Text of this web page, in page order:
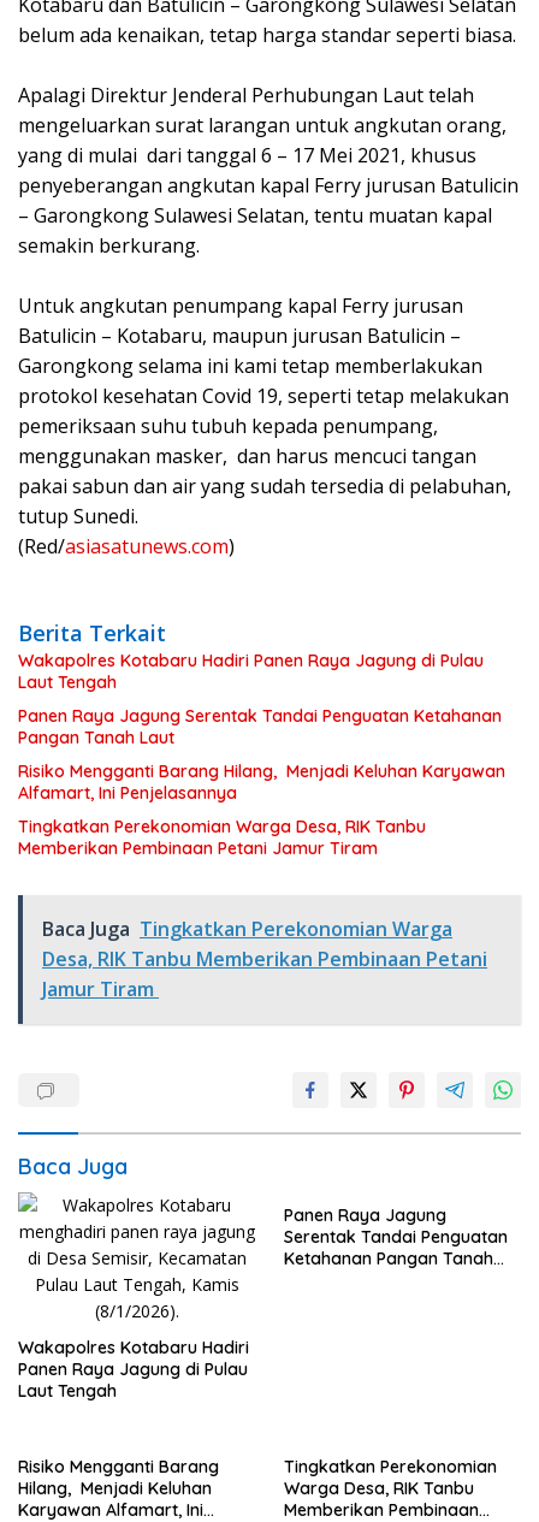
belum ada kenaikan, tetap harga standar seperti biasa.
Apalagi Direktur Jenderal Perhubungan Laut telah
mengeluarkan surat larangan untuk angkutan orang,
yang di mulai dari tanggal 6 – 17 Mei 2021, khusus
penyeberangan angkutan kapal Ferry jurusan Batulicin
– Garongkong Sulawesi Selatan, tentu muatan kapal
semakin berkurang.
Untuk angkutan penumpang kapal Ferry jurusan
Batulicin – Kotabaru, maupun jurusan Batulicin –
Garongkong selama ini kami tetap memberlakukan
protokol kesehatan Covid 19, seperti tetap melakukan
pemeriksaan suhu tubuh kepada penumpang,
menggunakan masker, dan harus mencuci tangan
pakai sabun dan air yang sudah tersedia di pelabuhan,
tutup Sunedi.
(Red/asiasatunews.com)
Berita Terkait
Wakapolres Kotabaru Hadiri Panen Raya Jagung di Pulau
Laut Tengah
Panen Raya Jagung Serentak Tandai Penguatan Ketahanan
Pangan Tanah Laut
Risiko Mengganti Barang Hilang, Menjadi Keluhan Karyawan
Alfamart, Ini Penjelasannya
Tingkatkan Perekonomian Warga Desa, RIK Tanbu
Memberikan Pembinaan Petani Jamur Tiram
Baca Juga Tingkatkan Perekonomian Warga
Desa, RIK Tanbu Memberikan Pembinaan Petani
Jamur Tiram
Baca Juga
Wakapolres Kotabaru Hadiri
Panen Raya Jagung di Pulau
Laut Tengah
Panen Raya Jagung
Serentak Tandai Penguatan
Ketahanan Pangan Tanah
Risiko Mengganti Barang
Hilang, Menjadi Keluhan
Karyawan Alfamart, Ini
Tingkatkan Perekonomian
Warga Desa, RIK Tanbu
Memberikan Pembinaan